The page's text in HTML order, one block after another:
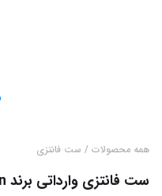
همه محصولات / ست فانتزی
ست فانتزی وارداتی برند shein کد 9845